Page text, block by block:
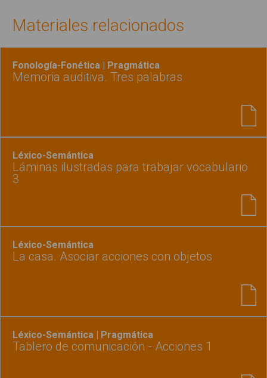
Materiales relacionados
Fonología-Fonética | Pragmática
Memoria auditiva. Tres palabras
Léxico-Semántica
Láminas ilustradas para trabajar vocabulario
3
Léxico-Semántica
La casa. Asociar acciones con objetos
Léxico-Semántica | Pragmática
Tablero de comunicación - Acciones 1